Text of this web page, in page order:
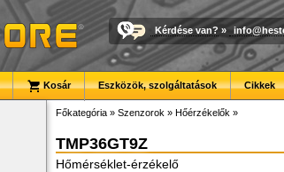
Kérdése van? »
Kosár Eszközök, szolgáltatások Cikkek
Főkategória » Szenzorok » Hőérzékelők »
TMP36GT9Z
Hőmérséklet-érzékelő